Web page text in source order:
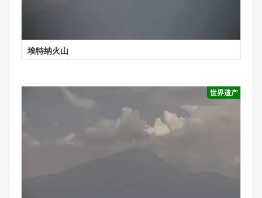
埃特纳火山
世界遗产